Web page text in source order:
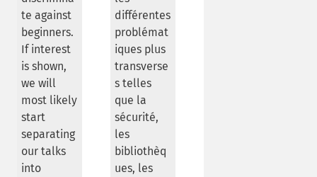
te against
beginners.
If interest
is shown,
we will
most likely
start
separating
our talks
into
différentes
problémat
iques plus
transverse
s telles
que la
sécurité,
les
bibliothèq
ues, les